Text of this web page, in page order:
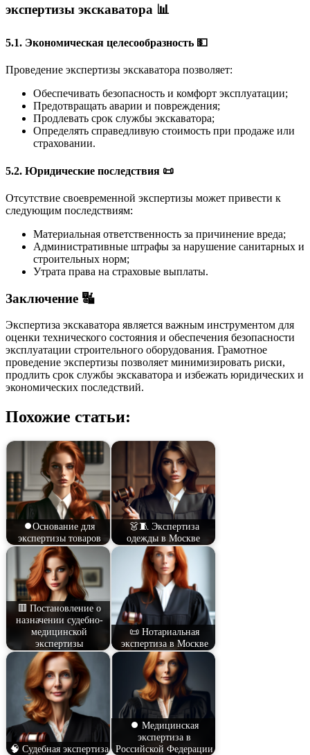
экспертизы экскаватора 📊
5.1. Экономическая целесообразность 💵
Проведение экспертизы экскаватора позволяет:
Обеспечивать безопасность и комфорт эксплуатации;
Предотвращать аварии и повреждения;
Продлевать срок службы экскаватора;
Определять справедливую стоимость при продаже или
страховании.
5.2. Юридические последствия 📜
Отсутствие своевременной экспертизы может привести к
следующим последствиям:
Материальная ответственность за причинение вреда;
Административные штрафы за нарушение санитарных и
строительных норм;
Утрата права на страховые выплаты.
Заключение 🔣
Экспертиза экскаватора является важным инструментом для
оценки технического состояния и обеспечения безопасности
эксплуатации строительного оборудования. Грамотное
проведение экспертизы позволяет минимизировать риски,
продлить срок службы экскаватора и избежать юридических и
экономических последствий.
Похожие статьи:
⏺️Основание для
экспертизы товаров
👗🧵 Экспертиза
одежды в Москве
🟥 Постановление о
назначении судебно-
медицинской
экспертизы
📜 Нотариальная
экспертиза в Москве
🧠 Судебная экспертиза
⏺️ Медицинская
экспертиза в
Российской Федерации